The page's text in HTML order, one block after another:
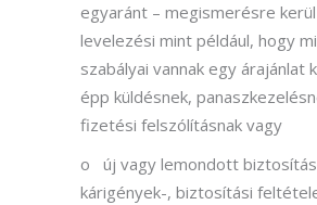
egyaránt – megismerésre
levelezési mint például, hogy
szabályai vannak egy árajánlat
épp küldésnek,
fizetési felszólításnak vagy
o új vagy lemondott
kárigények-, biztosítási